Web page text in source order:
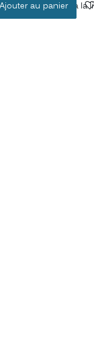
Ajouter à la
Ajouter au panier